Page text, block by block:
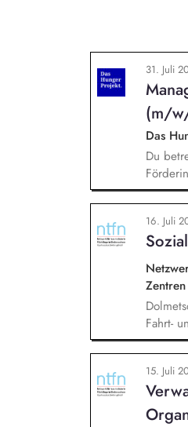
31. Juli
(m/
Das
Du
neue
setzt
16. Juli
Fahrt-
15. Juli